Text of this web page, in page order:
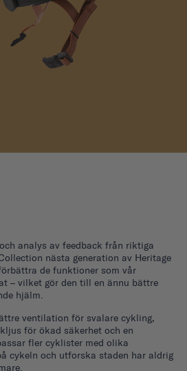
analys av feedback från riktiga
nästa generation av Heritage
de funktioner som vår
– vilket gör den till en ännu bättre
hjälm.
ventilation för svalare cykling,
för ökad säkerhet och en
fler cyklister med olika
cykeln och utforska staden har aldrig